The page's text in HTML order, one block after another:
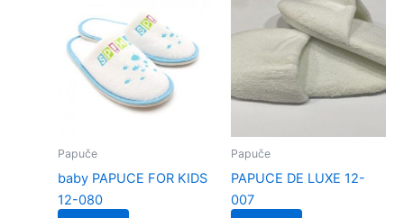
Papuče
baby PAPUCE FOR KIDS
12-080
Papuče
PAPUCE DE LUXE 12-
007